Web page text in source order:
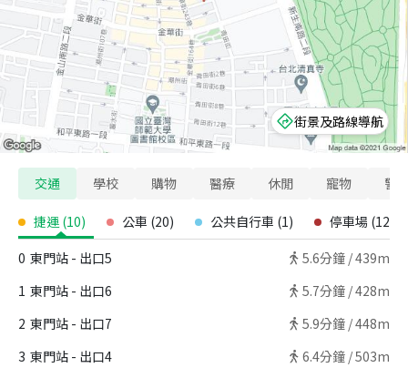
街景及路線導航
交通 學校 購物 醫療 休閒 寵物 警
捷運 (10) 公車 (20) 公共自行車 (1) 停車場 (12
0 東門站 - 出口5 5.6分鐘 /439m
1 東門站 - 出口6 5.7分鐘 /428m
2 東門站 - 出口7 5.9分鐘 /448m
3 東門站 - 出口4 6.4分鐘 /503m